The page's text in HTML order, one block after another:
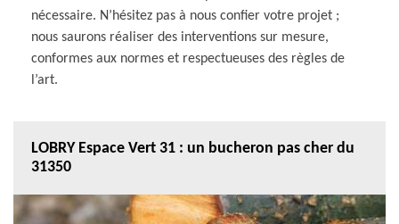
nécessaire. N’hésitez pas à nous confier votre projet ;
nous saurons réaliser des interventions sur mesure,
conformes aux normes et respectueuses des règles de
l’art.
LOBRY Espace Vert 31 : un bucheron pas cher du
31350